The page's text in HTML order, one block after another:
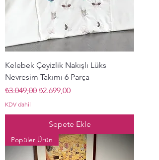
Kelebek Çeyizlik Nakışlı Lüks
Nevresim Takımı 6 Parça
Normal Fiyat
₺3.049,00 İndirimli Fiyat
₺2.699,00
KDV dahil
Sepete Ekle
Popüler Ürün